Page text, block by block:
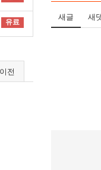
유료
이전
새글 새